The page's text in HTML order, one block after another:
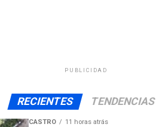
PUBLICIDAD
RECIENTES TENDENCIAS
CASTRO 11 horas atrás